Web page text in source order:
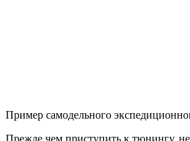
Пример самодельного